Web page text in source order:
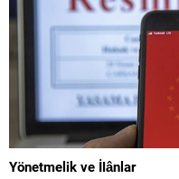
Yönetmelik ve İlânlar